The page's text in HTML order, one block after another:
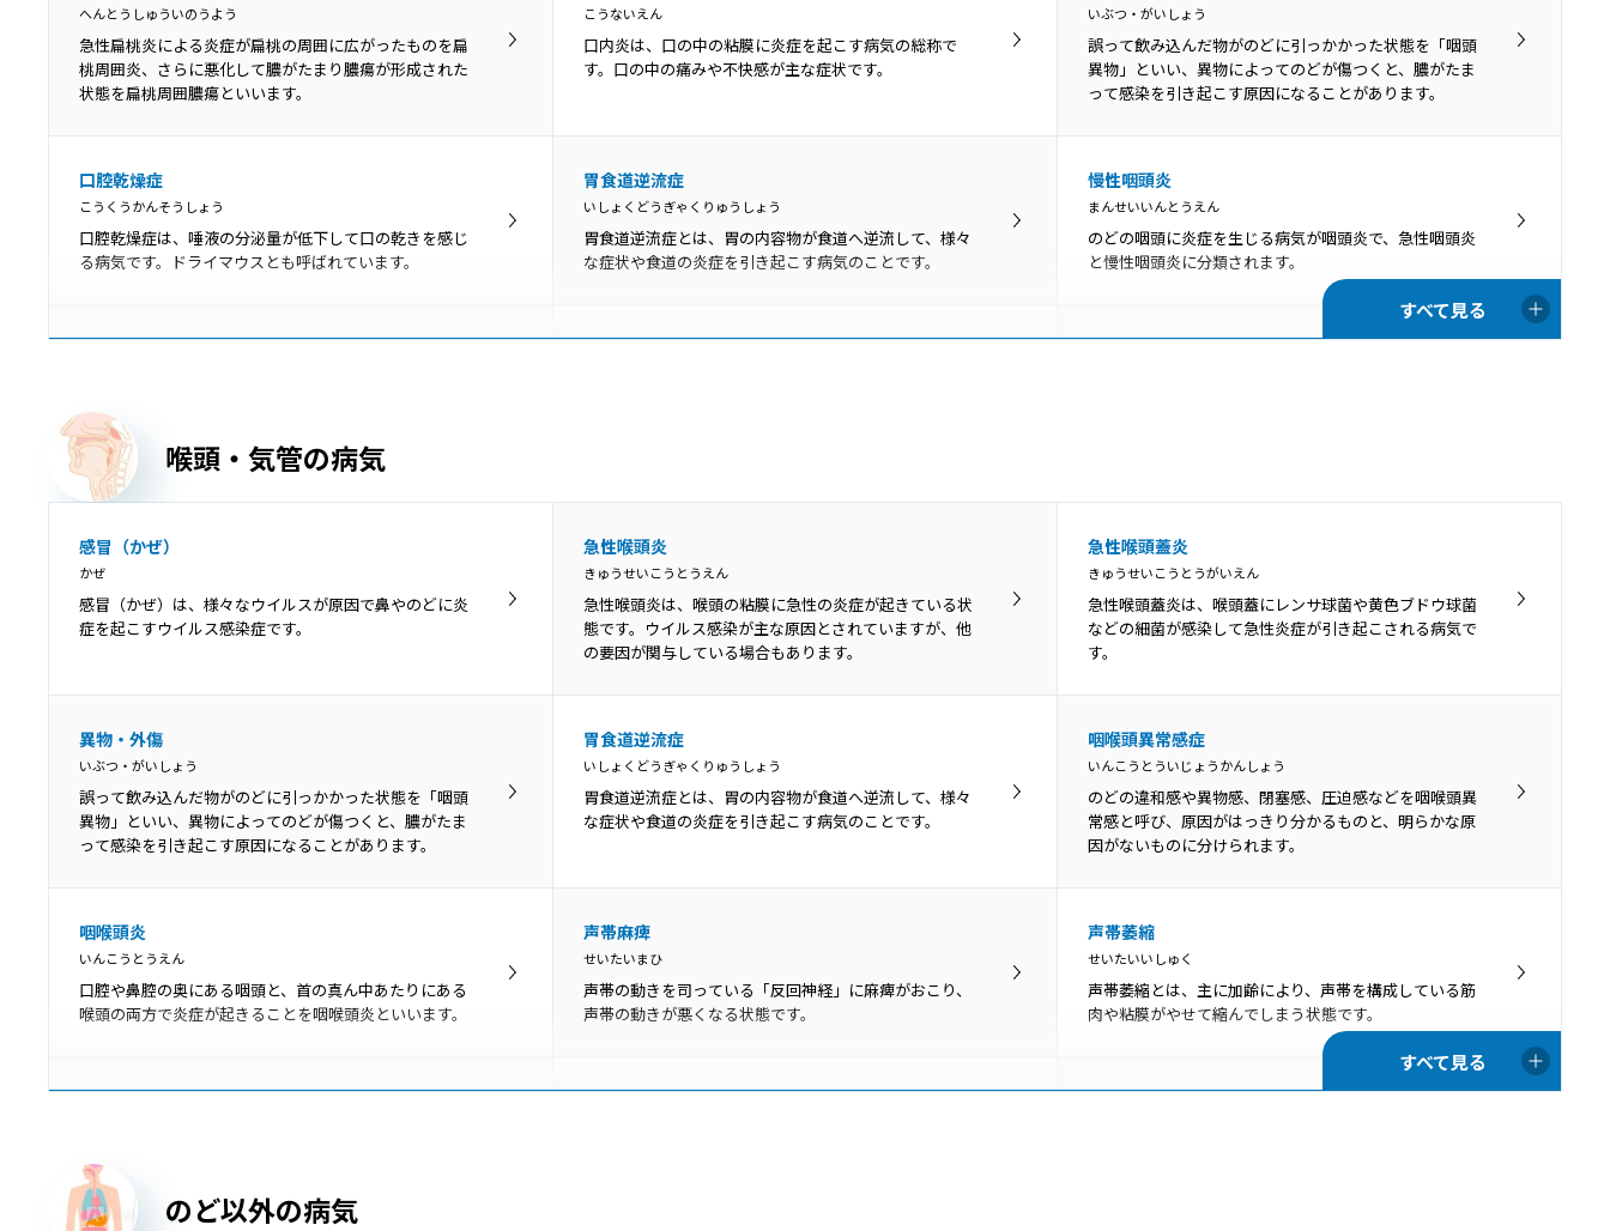
へんとうしゅういのうよう
急性扁桃炎による炎症が扁桃の周囲に広がったものを扁
桃周囲炎、さらに悪化して膿がたまり膿瘍が形成された
状態を扁桃周囲膿瘍といいます。
こうないえん
口内炎は、口の中の粘膜に炎症を起こす病気の総称で
す。口の中の痛みや不快感が主な症状です。
いぶつ・がいしょう
誤って飲み込んだ物がのどに引っかかった状態を「咽頭
異物」といい、異物によってのどが傷つくと、膿がたま
って感染を引き起こす原因になることがあります。
口腔乾燥症
こうくうかんそうしょう
口腔乾燥症は、唾液の分泌量が低下して口の乾きを感じ
る病気です。ドライマウスとも呼ばれています。
胃食道逆流症
いしょくどうぎゃくりゅうしょう
胃食道逆流症とは、胃の内容物が食道へ逆流して、様々
な症状や食道の炎症を引き起こす病気のことです。
慢性咽頭炎
まんせいいんとうえん
のどの咽頭に炎症を生じる病気が咽頭炎で、急性咽頭炎
と慢性咽頭炎に分類されます。
慢性扁桃炎は、扁桃の炎症が3カ月以上長期的に残ってし
まう病気で、症状が落ち着いている「慢性期」と急激に
悪化する「急性増悪期」に分けられます。
歯周病
ししゅうびょう
歯周病は、歯の周囲にプラーク（細菌の塊）が付着する
ことが原因となって、歯茎に炎症が起きて赤くなった
舌苔
ぜったい
舌苔（ぜったい）とは、舌表面に付着した白い苔（こ
け）のような物です。真っ白ではなく灰白色、黄白色の
こともあります。
口腔咽頭カンジダ
こうくういんとうかんじだ
免疫機能が低下している時や、抗菌薬の使用によって口
腔内の細菌バランスが崩れてしまった時などに、口腔内
にカンジダ菌が増殖して口腔咽頭カンジダ症を引き起こ
膿栓
のうせん
のどの扁桃には多数のくぼみがあります。そのくぼみに
細菌やウイルスの死骸、食べかすなどがたまって形成さ
れる白っぽい塊が膿栓です。
咽頭がん
いんとうがん
咽頭とは鼻の奥から食道の上までの、空気や飲食物が通
るところです。上から順に上咽頭・中咽頭・下咽頭に分
アデノイド増殖症
あでのいどぞうしょくしょう
アデノイド増殖症とは、生理的な肥大に慢性的な炎症や
刺激などが加わってアデノイドが病的に肥大し、それに
よって症状がみられている状態です。
扁桃肥大
へんとうひだい
扁桃肥大とは、口蓋扁桃が肥大して通常より大きくなっ
た状態です。肥大しているだけの場合は問題ありません
睡眠時無呼吸症候群
すいみんじむこきゅうしょうこうぐん
睡眠時無呼吸症候群は、呼吸が一時的に停止するか減少
する状態が、睡眠中に反復して起こる病気です。
上咽頭炎
じょういんとうえん
上咽頭炎とは、上咽頭に炎症が生じている状態です。主
に感冒（かぜ）の症状の一部で「急性上咽頭炎」とい
い、長期間の炎症やうっ血が続く状態を「慢性上咽頭
喉頭・気管の病気
感冒（かぜ）
かぜ
感冒（かぜ）は、様々なウイルスが原因で鼻やのどに炎
症を起こすウイルス感染症です。
急性喉頭炎
きゅうせいこうとうえん
急性喉頭炎は、喉頭の粘膜に急性の炎症が起きている状
態です。ウイルス感染が主な原因とされていますが、他
の要因が関与している場合もあります。
急性喉頭蓋炎
きゅうせいこうとうがいえん
急性喉頭蓋炎は、喉頭蓋にレンサ球菌や黄色ブドウ球菌
などの細菌が感染して急性炎症が引き起こされる病気で
す。
異物・外傷
いぶつ・がいしょう
誤って飲み込んだ物がのどに引っかかった状態を「咽頭
異物」といい、異物によってのどが傷つくと、膿がたま
って感染を引き起こす原因になることがあります。
胃食道逆流症
いしょくどうぎゃくりゅうしょう
胃食道逆流症とは、胃の内容物が食道へ逆流して、様々
な症状や食道の炎症を引き起こす病気のことです。
咽喉頭異常感症
いんこうとういじょうかんしょう
のどの違和感や異物感、閉塞感、圧迫感などを咽喉頭異
常感と呼び、原因がはっきり分かるものと、明らかな原
因がないものに分けられます。
咽喉頭炎
いんこうとうえん
口腔や鼻腔の奥にある咽頭と、首の真ん中あたりにある
喉頭の両方で炎症が起きることを咽喉頭炎といいます。
声帯麻痺
せいたいまひ
声帯の動きを司っている「反回神経」に麻痺がおこり、
声帯の動きが悪くなる状態です。
声帯萎縮
せいたいいしゅく
声帯萎縮とは、主に加齢により、声帯を構成している筋
肉や粘膜がやせて縮んでしまう状態です。
声帯結節は、声帯に結節（ペンだこのようなもの）がで
きて、声の変化が起こる病気です。
のど以外の病気